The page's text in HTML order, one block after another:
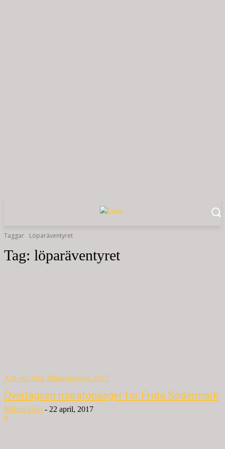
Taggar Löparäventyret
Tag: löparäventyret
Allt om Atea Mälarmaraton 2017
Överlägsen maratonseger för Frida Södermark
Mikael Grip - 22 april, 2017
0